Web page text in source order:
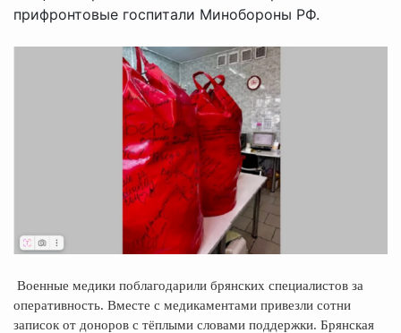
прифронтовые госпитали Минобороны РФ.
Военные медики поблагодарили брянских специалистов за
оперативность. Вместе с медикаментами привезли сотни
записок от доноров с тёплыми словами поддержки. Брянская